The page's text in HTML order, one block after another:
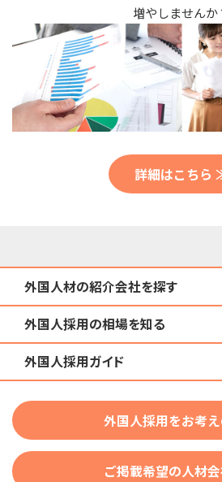
増やしませんか
詳細はこちら
外国人材の紹介会社を探す
地域から検索する
国籍から検索する
在留資格から検索する
団体種別から探す
業界・職種から検索する
外国人採用の相場を知る
育成就労外国人の受け入れ相場
技人国・高度人材の受け入れ相場
外国人採用ガイド
特定技能
技術・人文知識・国際業務
外国人採用をお考
ご掲載希望の人材